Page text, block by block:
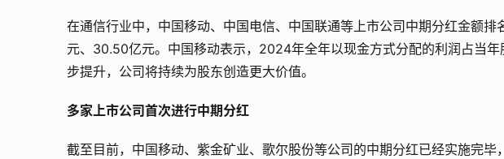
在通信行业中，中国移动、中国电信、中国联通等上市公司中期分红金额
元、30.50亿元。中国移动表示，2024年全年以现金方式分配的利润占当
步提升，公司将持续为股东创造更大价值。
多家上市公司首次进行中期分红
截至目前，中国移动、紫金矿业、歌尔股份等公司的中期分红已经实施完